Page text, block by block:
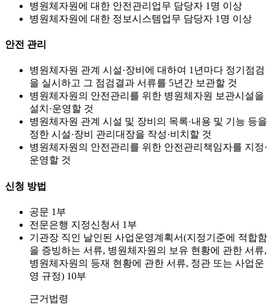
병원체자원에 대한 안전관리업무 담당자 1명 이상
병원체자원에 대한 정보시스템업무 담당자 1명 이상
안전 관리
병원체자원 관계 시설·장비에 대하여 1년마다 정기점검
을 실시하고 그 점검결과 서류를 5년간 보관할 것
병원체자원의 안전관리를 위한 병원체자원 보관시설을
설치·운영할 것
병원체자원 관계 시설 및 장비의 목록·내용 및 기능 등을
정한 시설·장비 관리대장을 작성·비치할 것
병원체자원의 안전관리를 위한 안전관리책임자를 지정·
운영할 것
신청 방법
공문 1부
전문은행 지정신청서 1부
기관장 직인 날인된 사업운영계획서(지정기준에 적합함
을 증빙하는 서류, 병원체자원의 보유 현황에 관한 서류,
병원체자원의 등재 현황에 관한 서류, 정관 또는 사업운
영 규정) 10부
근거법령